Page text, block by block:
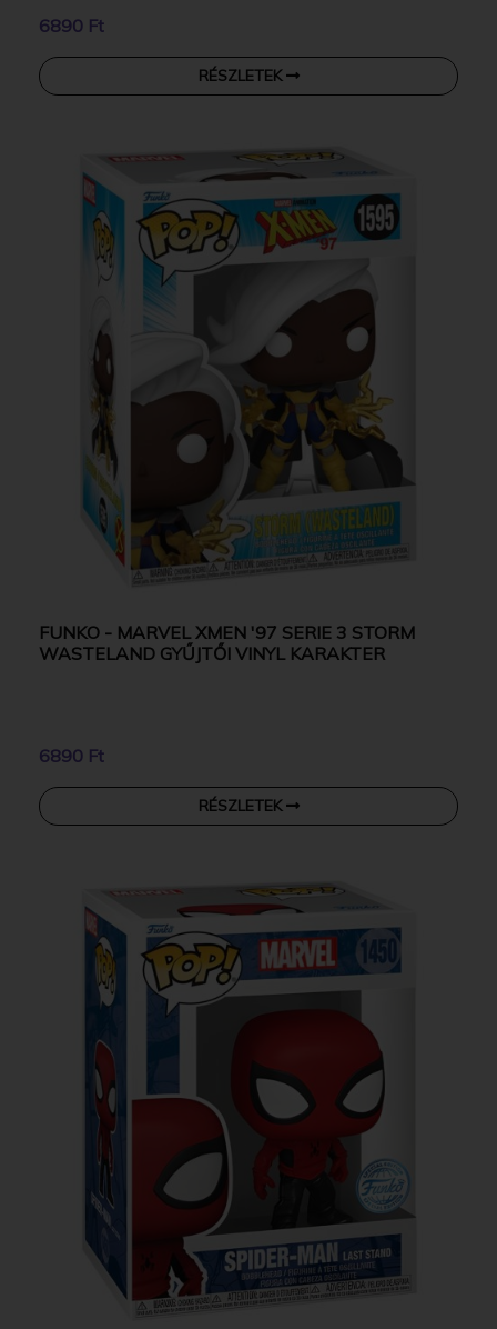
6890 Ft
RÉSZLETEK
FUNKO - MARVEL XMEN '97 SERIE 3 STORM
WASTELAND GYŰJTŐI VINYL KARAKTER
6890 Ft
RÉSZLETEK